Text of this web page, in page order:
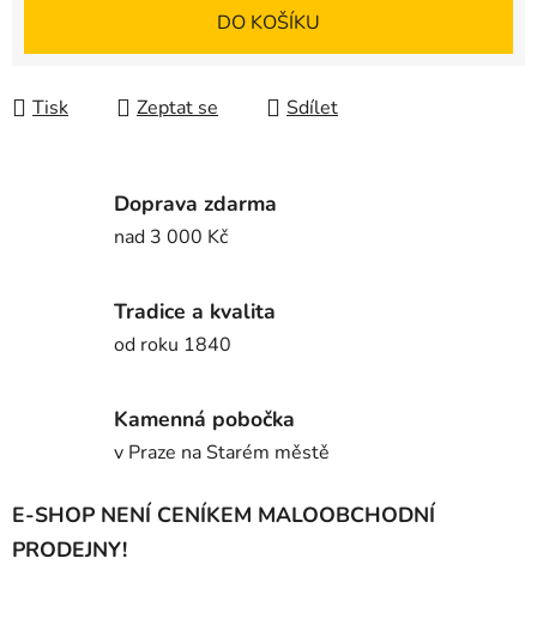
DO KOŠÍKU
Tisk Zeptat se Sdílet
Doprava zdarma
nad 3 000 Kč
Tradice a kvalita
od roku 1840
Kamenná pobočka
v Praze na Starém městě
E-SHOP NENÍ CENÍKEM MALOOBCHODNÍ
PRODEJNY!